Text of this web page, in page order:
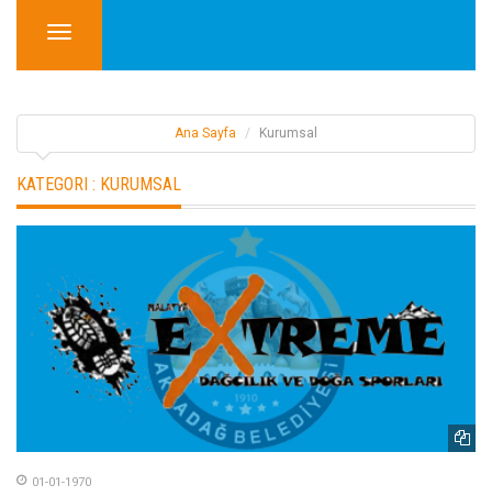
Menu
Ana Sayfa Kurumsal
KATEGORI : KURUMSAL
01-01-1970